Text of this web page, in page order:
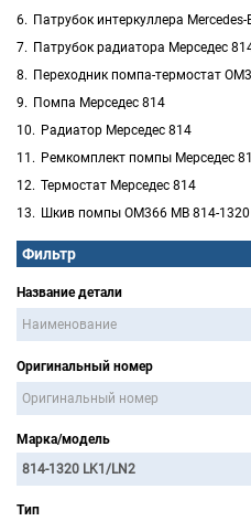
Патрубок интеркуллера
Патрубок радиатора Мерседес
Переходник помпа-термостат
Помпа Мерседес 814
Радиатор Мерседес 814
Ремкомплект помпы Мерседес
Термостат Мерседес 814
Шкив помпы OM366 MB 814-1320
Фильтр
Название детали
Оригинальный номер
Марка/модель
Тип